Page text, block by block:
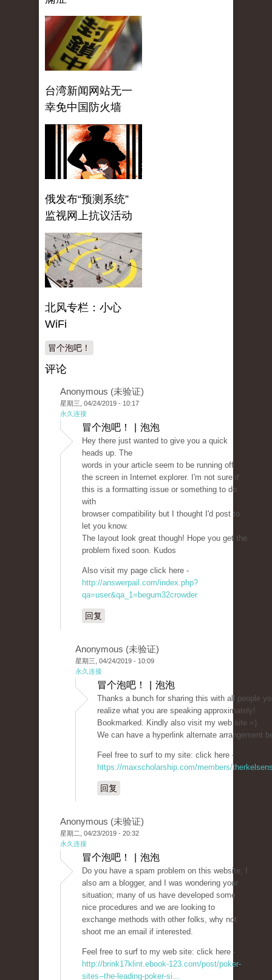
台湾新闻网站无一
幸免中国防火墙
俄发布“预测系统”
监视网上抗议活动
北风专栏：小心
WiFi
冒个泡吧！
评论
Anonymous (未验证)
星期三, 04/24/2019 - 10:17
永久连接
冒个泡吧！ | 泡泡
Hey there just wanted to give you a quick
heads up. The
words in your article seem to be running off
the screen in Internet explorer. I'm not sure if
this is a formatting issue or something to do
with
browser compatibility but I thought I'd post to
let you know.
The layout look great though! Hope you get the
problem fixed soon. Kudos
Also visit my page click here -
http://answerpail.com/index.php?
qa=user&qa_1=begum32crowder
回复
Anonymous (未验证)
星期三, 04/24/2019 - 10:09
永久连接
冒个泡吧！ | 泡泡
Thanks a bunch for sharing this with all people
realize what you are speaking approximately!
Bookmarked. Kindly also visit my web site =).
We can have a hyperlink alternate arrangement
Feel free to surf to my site: click here -
https://maxscholarship.com/members/
回复
Anonymous (未验证)
星期二, 04/23/2019 - 20:32
永久连接
冒个泡吧！ | 泡泡
Do you have a spam problem on this website; I
also am a blogger, and I was wondering your
situation; many of us have developed some
nice procedures and we are looking to
exchange methods with other folks, why not
shoot me an email if interested.
Feel free to surf to my web site: click here -
http://brink17klint.ebook-123.com/post/poker-
sites--the-leading-poker-si...